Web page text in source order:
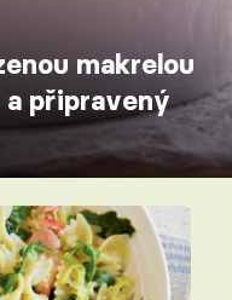
makrelou
připravený